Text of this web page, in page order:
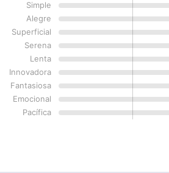
Simple
Alegre
Superficial
Serena
Lenta
Innovadora
Fantasiosa
Emocional
Pacífica